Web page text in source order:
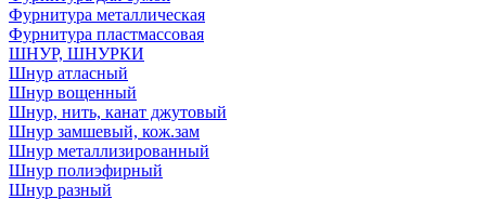
Фурнитура металлическая
Фурнитура пластмассовая
ШНУР, ШНУРКИ
Шнур атласный
Шнур вощенный
Шнур, нить, канат джутовый
Шнур замшевый, кож.зам
Шнур металлизированный
Шнур полиэфирный
Шнур разный